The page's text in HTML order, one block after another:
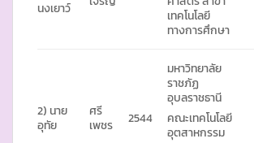
นงเยาว์
เทคโนโลยี
ทางการศึกษา
2) นาย
อุทัย
ศรี
เพชร
2544
มหาวิทยาลัย
ราชภัฏ
อุบลราชธานี
คณะเทคโนโลยี
อุตสาหกรรม